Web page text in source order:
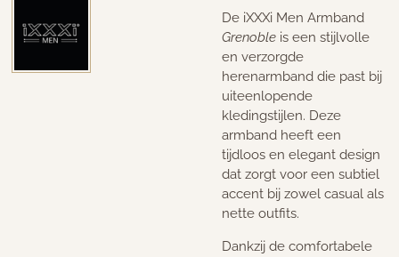
De iXXXi Men Armband
Grenoble is een stijlvolle
en verzorgde
herenarmband die past bij
uiteenlopende
kledingstijlen. Deze
armband heeft een
tijdloos en elegant design
dat zorgt voor een subtiel
accent bij zowel casual als
nette outfits.
Dankzij de comfortabele